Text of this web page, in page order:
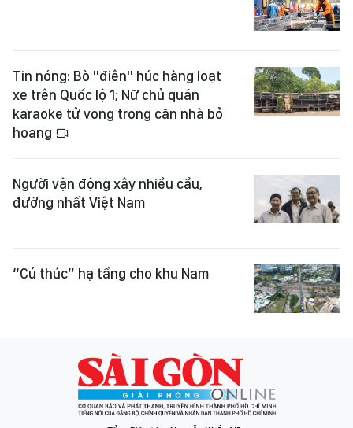
Tin nóng: Bò "điên" húc hàng loạt
xe trên Quốc lộ 1; Nữ chủ quán
karaoke tử vong trong căn nhà bỏ
hoang
Người vận động xây nhiều cầu,
đường nhất Việt Nam
“Cú thúc” hạ tầng cho khu Nam